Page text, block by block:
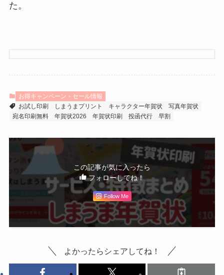
た。
お得キャンペーン・セール情報
お試し印刷
しまうまプリント キャラクター年賀状
写真年賀状
宛名印刷無料
年賀状2026 年賀状印刷 投函代行 早割
この記事が気に入ったら
フォローしてね！
Follow Me
よかったらシェアしてね！